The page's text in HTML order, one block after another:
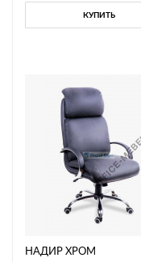
КУПИТЬ
НАДИР ХРОМ